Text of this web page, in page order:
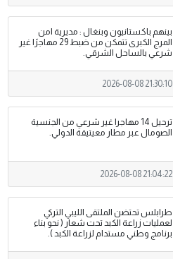
بينهم باكستانيون وبنغال : مديرية امن
المرج الكبرى تتمكن من ضبط 29 مهاجرًا غير
شرعي بالساحل الشرقي.
2026-08-08 21:30:10
ترحيل 14 مهاجرا غير شرعي من الجنسية
الصومال عبر مطار معيتيقة الدولي.
2026-08-08 21:04:22
طرابلس تحتضن الملتقى الليبي التركي
لعمليات زراعة الكبد تحت شعار ( نحو بناء
برنامج وطني مستدام لزراعة الكبد ).